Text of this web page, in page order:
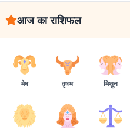
आज का राशिफल
मेष वृषभ मिथुन